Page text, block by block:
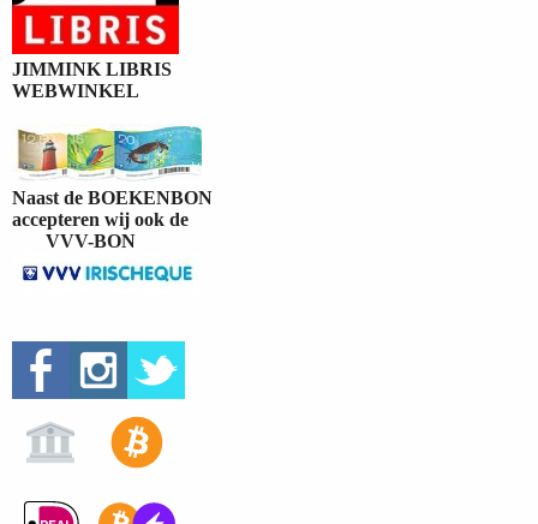
JIMMINK LIBRIS
WEBWINKEL
Naast de BOEKENBON
accepteren wij ook de
VVV-BON